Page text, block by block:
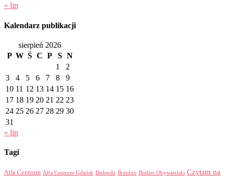
« lip
Kalendarz publikacji
sierpień 2026
P W Ś C P S N
1
2
3
4 5 6 7 8
9
10 11 12 13 14 15 16
17 18 19 20 21 22 23
24 25 26 27 28 29 30
31
« lip
Tagi
Alfa Centrum Alfa Centrum Gdańsk Bielenda Brzeźno Budżet Obywatelski Czytam na